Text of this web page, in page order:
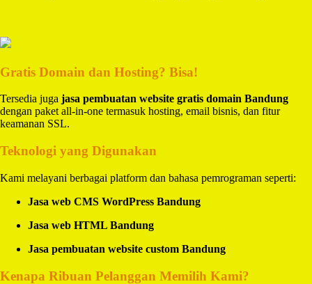
Gratis Domain dan Hosting? Bisa!
Tersedia juga jasa pembuatan website gratis domain Bandung
dengan paket all-in-one termasuk hosting, email bisnis, dan fitur
keamanan SSL.
Teknologi yang Digunakan
Kami melayani berbagai platform dan bahasa pemrograman seperti:
Jasa web CMS WordPress Bandung
Jasa web HTML Bandung
Jasa pembuatan website custom Bandung
Kenapa Ribuan Pelanggan Memilih Kami?